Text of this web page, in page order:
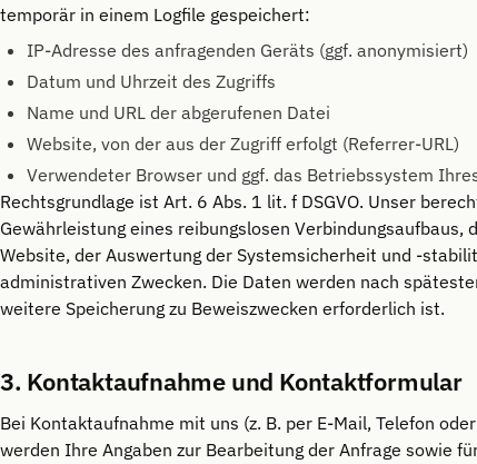
temporär in einem Logfile gespeichert:
IP-Adresse des anfragenden Geräts (ggf. anonymisiert)
Datum und Uhrzeit des Zugriffs
Name und URL der abgerufenen Datei
Website, von der aus der Zugriff erfolgt (Referrer-URL)
Verwendeter Browser und ggf. das Betriebssystem
Rechtsgrundlage ist Art. 6 Abs. 1 lit. f DSGVO. Unser
Gewährleistung eines reibungslosen Verbindungsaufbaus,
Website, der Auswertung der Systemsicherheit und -
administrativen Zwecken. Die Daten werden nach
weitere Speicherung zu Beweiszwecken erforderlich ist.
3. Kontaktaufnahme und Kontaktformular
Bei Kontaktaufnahme mit uns (z. B. per E-Mail, Telefon
werden Ihre Angaben zur Bearbeitung der Anfrage sowie